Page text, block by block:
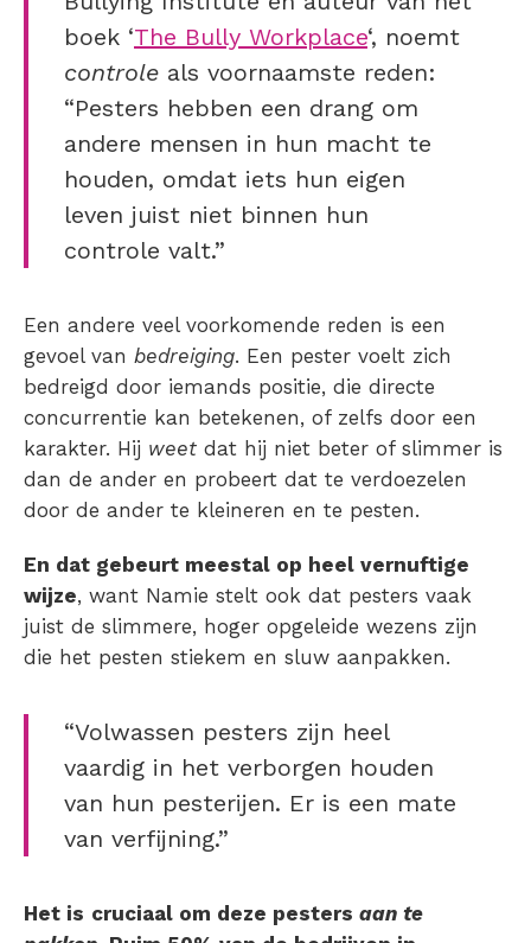
boek ‘The Bully Workplace‘, noemt
controle als voornaamste reden:
“Pesters hebben een drang om
andere mensen in hun macht te
houden, omdat iets hun eigen
leven juist niet binnen hun
controle valt.”
Een andere veel voorkomende reden is een
gevoel van bedreiging. Een pester voelt zich
bedreigd door iemands positie, die directe
concurrentie kan betekenen, of zelfs door een
karakter. Hij weet dat hij niet beter of slimmer is
dan de ander en probeert dat te verdoezelen
door de ander te kleineren en te pesten.
En dat gebeurt meestal op heel vernuftige
wijze, want Namie stelt ook dat pesters vaak
juist de slimmere, hoger opgeleide wezens zijn
die het pesten stiekem en sluw aanpakken.
“Volwassen pesters zijn heel
vaardig in het verborgen houden
van hun pesterijen. Er is een mate
van verfijning.”
Het is cruciaal om deze pesters aan te